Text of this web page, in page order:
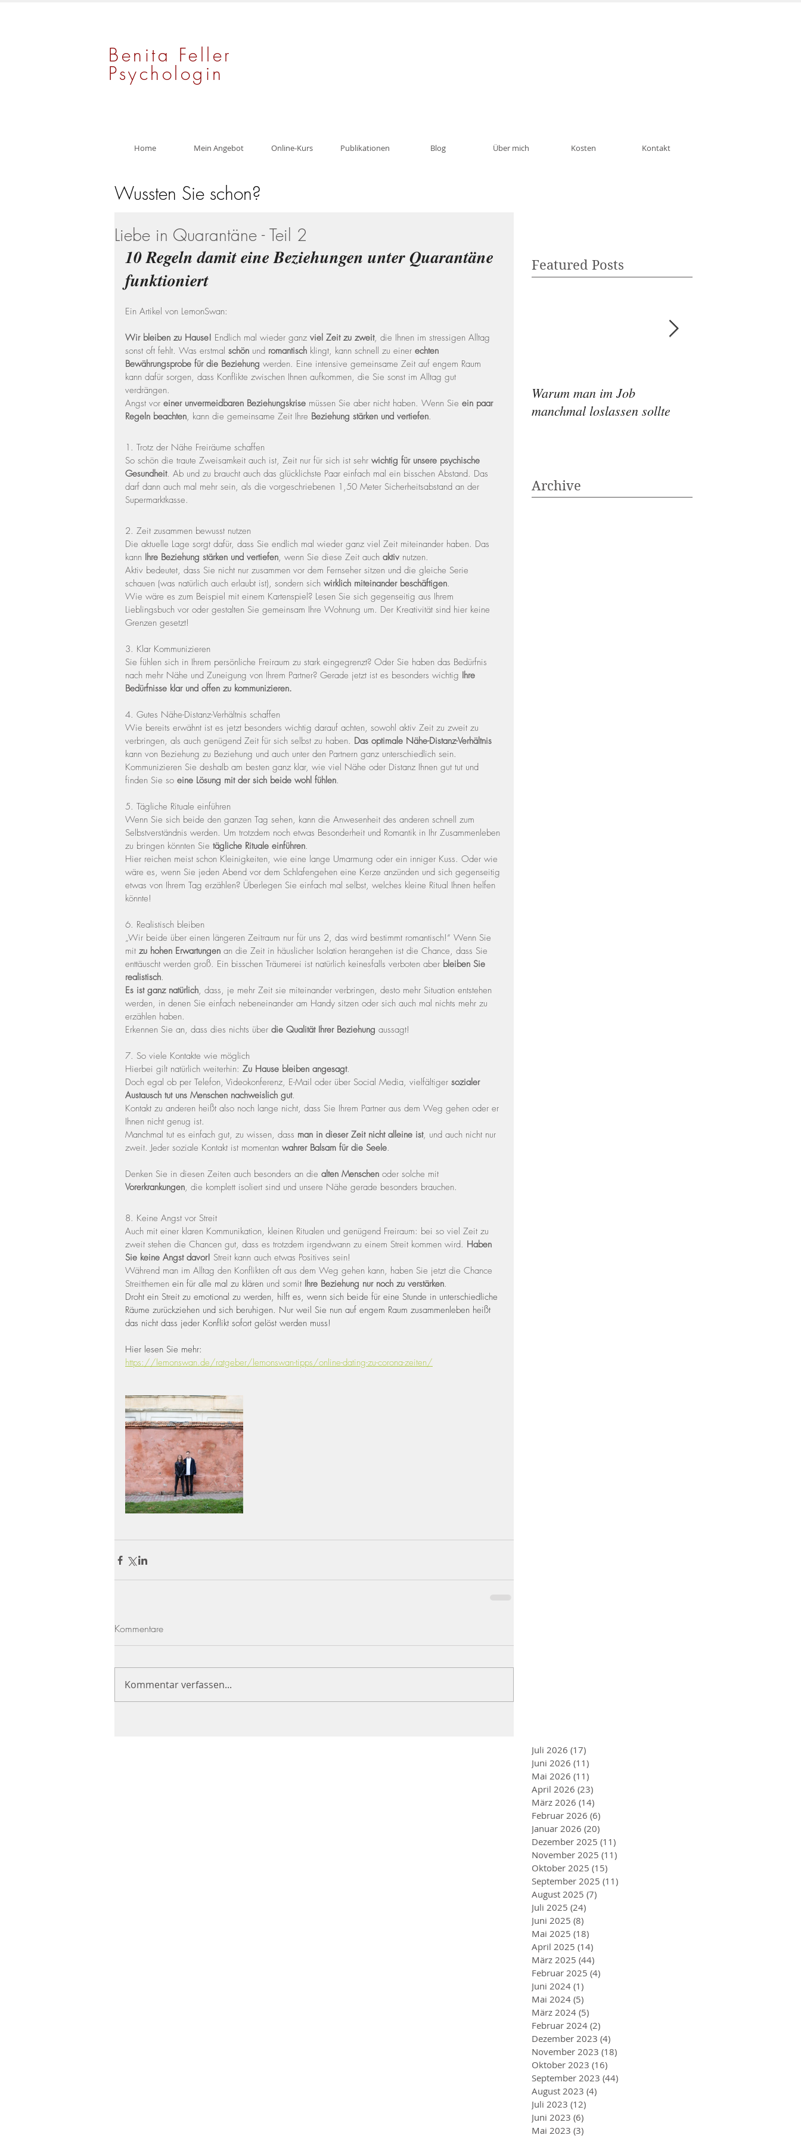
Benita Feller
Psychologin
Home Mein Angebot Online-Kurs Publikationen Blog Über mich Kosten Kontakt
Wussten Sie schon?
Liebe in Quarantäne - Teil 2
10 Regeln damit eine Beziehungen unter Quarantäne
funktioniert
Ein Artikel von LemonSwan:
Wir bleiben zu Hause! Endlich mal wieder ganz viel Zeit zu zweit, die Ihnen im stressigen Alltag
sonst oft fehlt. Was erstmal schön und romantisch klingt, kann schnell zu einer echten
Bewährungsprobe für die Beziehung werden. Eine intensive gemeinsame Zeit auf engem Raum
kann dafür sorgen, dass Konflikte zwischen Ihnen aufkommen, die Sie sonst im Alltag gut
verdrängen.
Angst vor einer unvermeidbaren Beziehungskrise müssen Sie aber nicht haben. Wenn Sie ein paar
Regeln beachten, kann die gemeinsame Zeit Ihre Beziehung stärken und vertiefen.
1. Trotz der Nähe Freiräume schaffen
So schön die traute Zweisamkeit auch ist, Zeit nur für sich ist sehr wichtig für unsere psychische
Gesundheit. Ab und zu braucht auch das glücklichste Paar einfach mal ein bisschen Abstand. Das
darf dann auch mal mehr sein, als die vorgeschriebenen 1,50 Meter Sicherheitsabstand an der
Supermarktkasse.
2. Zeit zusammen bewusst nutzen
Die aktuelle Lage sorgt dafür, dass Sie endlich mal wieder ganz viel Zeit miteinander haben. Das
kann Ihre Beziehung stärken und vertiefen, wenn Sie diese Zeit auch aktiv nutzen.
Aktiv bedeutet, dass Sie nicht nur zusammen vor dem Fernseher sitzen und die gleiche Serie
schauen (was natürlich auch erlaubt ist), sondern sich wirklich miteinander beschäftigen.
Wie wäre es zum Beispiel mit einem Kartenspiel? Lesen Sie sich gegenseitig aus Ihrem
Lieblingsbuch vor oder gestalten Sie gemeinsam Ihre Wohnung um. Der Kreativität sind hier keine
Grenzen gesetzt!
3. Klar Kommunizieren
Sie fühlen sich in Ihrem persönliche Freiraum zu stark eingegrenzt? Oder Sie haben das Bedürfnis
nach mehr Nähe und Zuneigung von Ihrem Partner? Gerade jetzt ist es besonders wichtig Ihre
Bedürfnisse klar und offen zu kommunizieren.
4. Gutes Nähe-Distanz-Verhältnis schaffen
Wie bereits erwähnt ist es jetzt besonders wichtig darauf achten, sowohl aktiv Zeit zu zweit zu
verbringen, als auch genügend Zeit für sich selbst zu haben. Das optimale Nähe-Distanz-Verhältnis
kann von Beziehung zu Beziehung und auch unter den Partnern ganz unterschiedlich sein.
Kommunizieren Sie deshalb am besten ganz klar, wie viel Nähe oder Distanz Ihnen gut tut und
finden Sie so eine Lösung mit der sich beide wohl fühlen.
5. Tägliche Rituale einführen
Wenn Sie sich beide den ganzen Tag sehen, kann die Anwesenheit des anderen schnell zum
Selbstverständnis werden. Um trotzdem noch etwas Besonderheit und Romantik in Ihr Zusammenleben
zu bringen könnten Sie tägliche Rituale einführen.
Hier reichen meist schon Kleinigkeiten, wie eine lange Umarmung oder ein inniger Kuss. Oder wie
wäre es, wenn Sie jeden Abend vor dem Schlafengehen eine Kerze anzünden und sich gegenseitig
etwas von Ihrem Tag erzählen? Überlegen Sie einfach mal selbst, welches kleine Ritual Ihnen helfen
könnte!
6. Realistisch bleiben
„Wir beide über einen längeren Zeitraum nur für uns 2, das wird bestimmt romantisch!“ Wenn Sie
mit zu hohen Erwartungen an die Zeit in häuslicher Isolation herangehen ist die Chance, dass Sie
enttäuscht werden groß. Ein bisschen Träumerei ist natürlich keinesfalls verboten aber bleiben Sie
realistisch.
Es ist ganz natürlich, dass, je mehr Zeit sie miteinander verbringen, desto mehr Situation entstehen
werden, in denen Sie einfach nebeneinander am Handy sitzen oder sich auch mal nichts mehr zu
erzählen haben.
Erkennen Sie an, dass dies nichts über die Qualität Ihrer Beziehung aussagt!
7. So viele Kontakte wie möglich
Hierbei gilt natürlich weiterhin: Zu Hause bleiben angesagt.
Doch egal ob per Telefon, Videokonferenz, E-Mail oder über Social Media, vielfältiger sozialer
Austausch tut uns Menschen nachweislich gut.
Kontakt zu anderen heißt also noch lange nicht, dass Sie Ihrem Partner aus dem Weg gehen oder er
Ihnen nicht genug ist.
Manchmal tut es einfach gut, zu wissen, dass man in dieser Zeit nicht alleine ist, und auch nicht nur
zweit. Jeder soziale Kontakt ist momentan wahrer Balsam für die Seele.
Denken Sie in diesen Zeiten auch besonders an die alten Menschen oder solche mit
Vorerkrankungen, die komplett isoliert sind und unsere Nähe gerade besonders brauchen.
8. Keine Angst vor Streit
Auch mit einer klaren Kommunikation, kleinen Ritualen und genügend Freiraum: bei so viel Zeit zu
zweit stehen die Chancen gut, dass es trotzdem irgendwann zu einem Streit kommen wird. Haben
Sie keine Angst davor! Streit kann auch etwas Positives sein!
Während man im Alltag den Konflikten oft aus dem Weg gehen kann, haben Sie jetzt die Chance
Streitthemen ein für alle mal zu klären und somit Ihre Beziehung nur noch zu verstärken.
Droht ein Streit zu emotional zu werden, hilft es, wenn sich beide für eine Stunde in unterschiedliche
Räume zurückziehen und sich beruhigen. Nur weil Sie nun auf engem Raum zusammenleben heißt
das nicht dass jeder Konflikt sofort gelöst werden muss!
Hier lesen Sie mehr:
https://lemonswan.de/ratgeber/lemonswan-tipps/online-dating-zu-corona-zeiten/
Kommentare
Kommentar verfassen...
Featured Posts
Warum man im Job
manchmal loslassen sollte
Archive
Juli 2026 (17)
Juni 2026 (11)
Mai 2026 (11)
April 2026 (23)
März 2026 (14)
Februar 2026 (6)
Januar 2026 (20)
Dezember 2025 (11)
November 2025 (11)
Oktober 2025 (15)
September 2025 (11)
August 2025 (7)
Juli 2025 (24)
Juni 2025 (8)
Mai 2025 (18)
April 2025 (14)
März 2025 (44)
Februar 2025 (4)
Juni 2024 (1)
Mai 2024 (5)
März 2024 (5)
Februar 2024 (2)
Dezember 2023 (4)
November 2023 (18)
Oktober 2023 (16)
September 2023 (44)
August 2023 (4)
Juli 2023 (12)
Juni 2023 (6)
Mai 2023 (3)